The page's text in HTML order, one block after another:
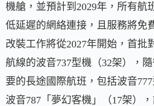
機艙，並預計到2029年，所有航
低延遲的網絡連接，且服務將免
改裝工作將從2027年開始，首批
航線的波音737型機（32架），
要的長途國際航班，包括波音
波音787「夢幻客機」（17架）